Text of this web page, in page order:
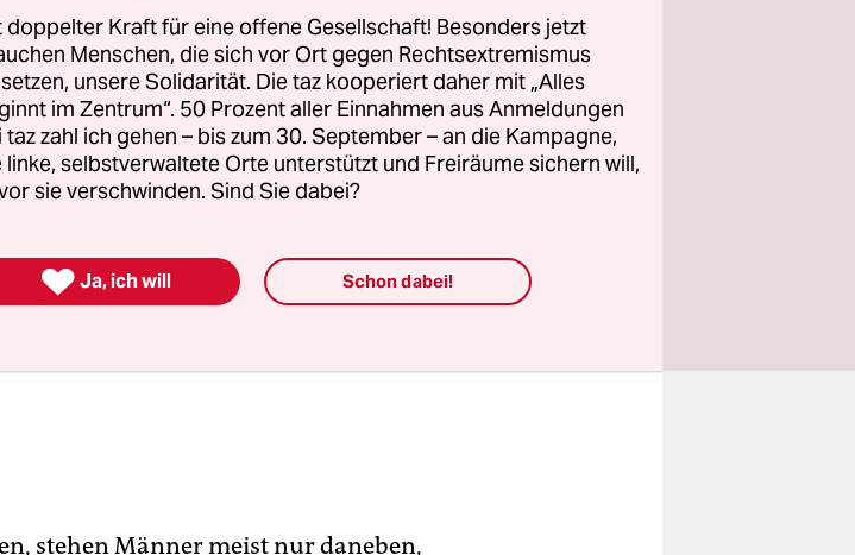
„männlich definierte Hebamme in
stehen Männer meist nur daneben,
doppelter Kraft für eine offene Gesellschaft! Besonders jetzt
Menschen, die sich vor Ort gegen Rechtsextremismus
unsere Solidarität. Die taz kooperiert daher mit „Alles
im Zentrum“. 50 Prozent aller Einnahmen aus Anmeldungen
taz zahl ich gehen – bis zum 30. September – an die Kampagne,
linke, selbstverwaltete Orte unterstützt und Freiräume sichern will,
sie verschwinden. Sind Sie dabei?
 Ja, ich will Schon dabei!